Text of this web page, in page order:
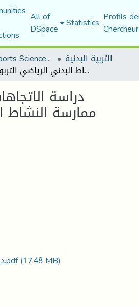
All of
DSpace Statistics Profils
Institute of Sports Sciences and Techniques التربية البدنية
دراسة الاتجاهات النفسية نحو ممارسة النشاط البدني الرياضي التربوي
دراسة
ممارسة النشاط
دراسة الاتجاهات النفسية.pdf(17.48 MB)